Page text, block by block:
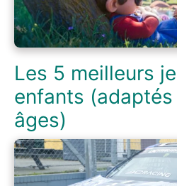
Les 5 meilleurs
enfants
âges)